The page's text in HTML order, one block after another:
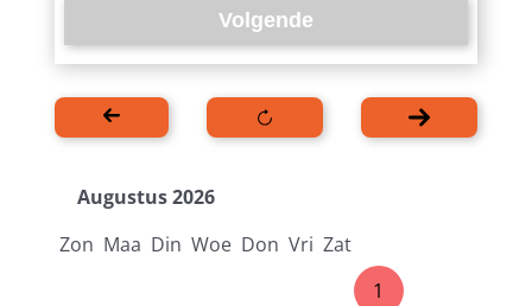
Volgende
Augustus 2026
Zon Maa Din Woe Don Vri Zat
1